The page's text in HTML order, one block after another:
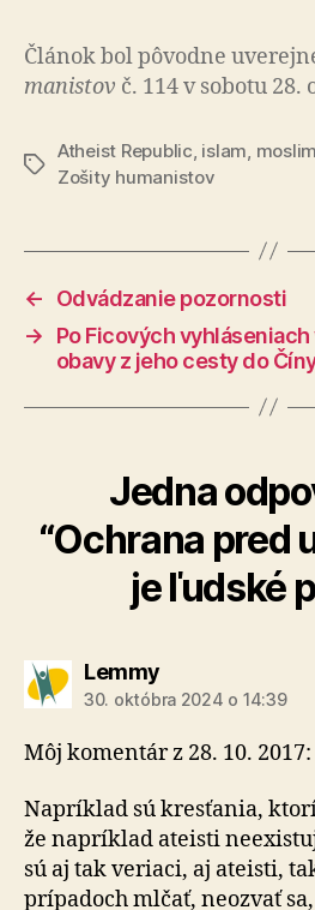
Článok bol pô­vod­ne
ma­nis­tov č. 114 v sobotu 28.
Značky
Atheist Republic islam moslim
Zošity humanistov
←
Odvádzanie pozornosti
→
Po Ficových
obavy z jeho cesty do
Jedna
“Ochrana pred
je ľudské
Lemmyhovorí:
30. októbra 2024 o 14:39
Môj komentár z 28. 10. 2017:
Napríklad sú kresťania,
že napríklad ateisti
sú aj tak veriaci, aj ateisti,
prípadoch mlčať, neozvať